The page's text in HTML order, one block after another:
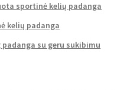
sportinė kelių padanga
kelių padanga
su geru sukibimu